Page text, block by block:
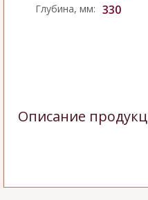
Глубина, мм: 330
Описание